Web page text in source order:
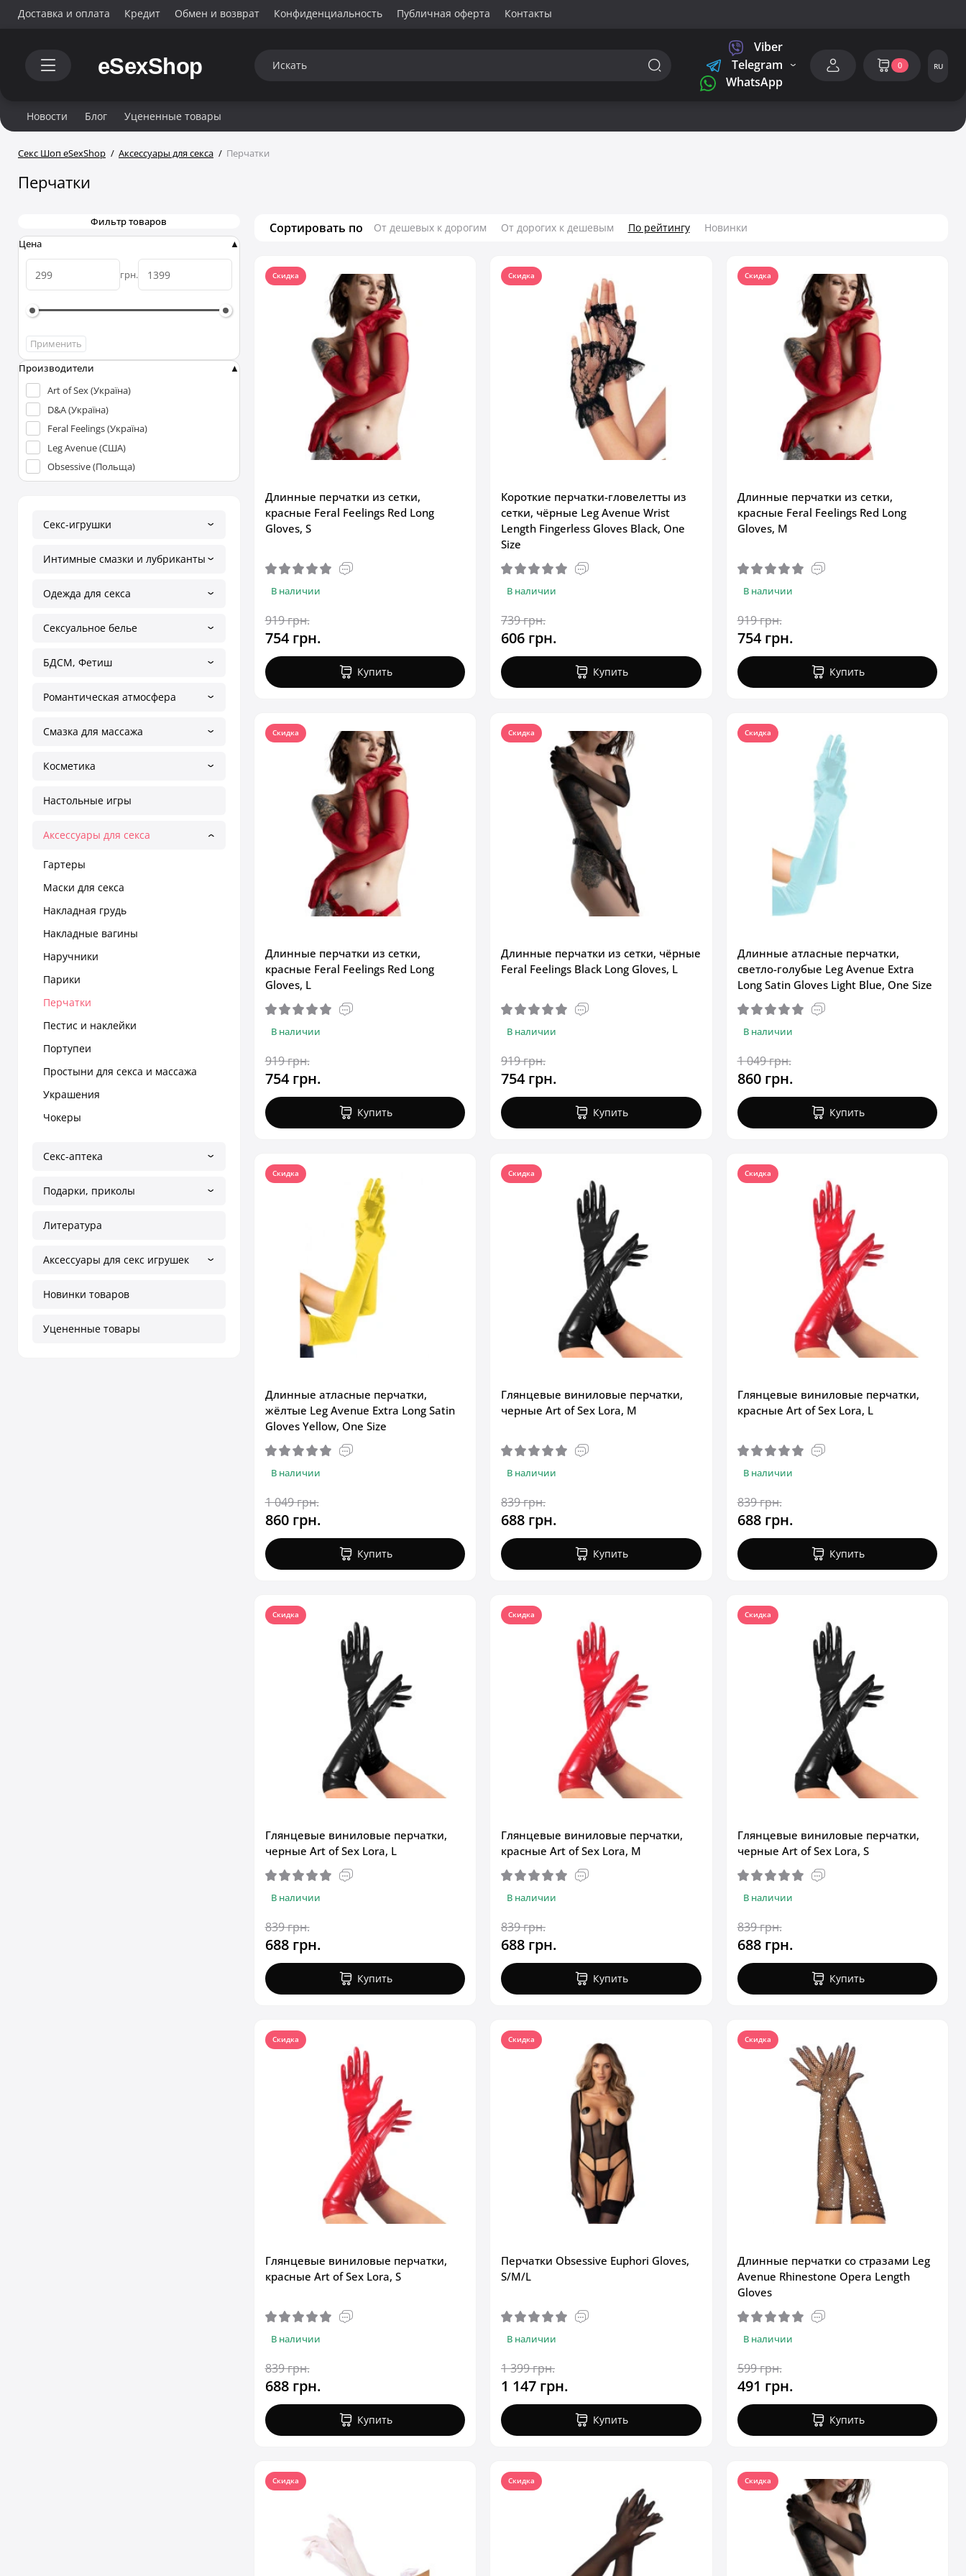
Доставка и оплата Кредит Обмен и возврат Конфиденциальность Публичная оферта Контакты
Viber
Telegram
WhatsApp
0 RU
Новости Блог Уцененные товары
Секс Шоп eSexShop Аксессуары для секса Перчатки
Перчатки
Фильтр товаров
Цена
грн.
Применить
Производители
Art of Sex (Україна)
D&A (Україна)
Feral Feelings (Україна)
Leg Avenue (США)
Obsessive (Польща)
Секс-игрушки
Интимные смазки и лубриканты
Одежда для секса
Сексуальное белье
БДСМ, Фетиш
Романтическая атмосфера
Смазка для массажа
Косметика
Настольные игры
Аксессуары для секса
Гартеры
Маски для секса
Накладная грудь
Накладные вагины
Наручники
Парики
Перчатки
Пестис и наклейки
Портупеи
Простыни для секса и массажа
Украшения
Чокеры
Секс-аптека
Подарки, приколы
Литература
Аксессуары для секс игрушек
Новинки товаров
Уцененные товары
Сортировать по От дешевых к дорогим От дорогих к дешевым По рейтингу Новинки
Скидка
Длинные перчатки из сетки,
красные Feral Feelings Red Long
Gloves, S
В наличии
919 грн.
754 грн.
Купить
Скидка
Короткие перчатки-гловелетты из
сетки, чёрные Leg Avenue Wrist
Length Fingerless Gloves Black, One
Size
В наличии
739 грн.
606 грн.
Купить
Скидка
Длинные перчатки из сетки,
красные Feral Feelings Red Long
Gloves, M
В наличии
919 грн.
754 грн.
Купить
Скидка
Длинные перчатки из сетки,
красные Feral Feelings Red Long
Gloves, L
В наличии
919 грн.
754 грн.
Купить
Скидка
Длинные перчатки из сетки, чёрные
Feral Feelings Black Long Gloves, L
В наличии
919 грн.
754 грн.
Купить
Скидка
Длинные атласные перчатки,
светло-голубые Leg Avenue Extra
Long Satin Gloves Light Blue, One Size
В наличии
1 049 грн.
860 грн.
Купить
Скидка
Длинные атласные перчатки,
жёлтые Leg Avenue Extra Long Satin
Gloves Yellow, One Size
В наличии
1 049 грн.
860 грн.
Купить
Скидка
Глянцевые виниловые перчатки,
черные Art of Sex Lora, M
В наличии
839 грн.
688 грн.
Купить
Скидка
Глянцевые виниловые перчатки,
красные Art of Sex Lora, L
В наличии
839 грн.
688 грн.
Купить
Скидка
Глянцевые виниловые перчатки,
черные Art of Sex Lora, L
В наличии
839 грн.
688 грн.
Купить
Скидка
Глянцевые виниловые перчатки,
красные Art of Sex Lora, M
В наличии
839 грн.
688 грн.
Купить
Скидка
Глянцевые виниловые перчатки,
черные Art of Sex Lora, S
В наличии
839 грн.
688 грн.
Купить
Скидка
Глянцевые виниловые перчатки,
красные Art of Sex Lora, S
В наличии
839 грн.
688 грн.
Купить
Скидка
Перчатки Obsessive Euphori Gloves,
S/M/L
В наличии
1 399 грн.
1 147 грн.
Купить
Скидка
Длинные перчатки со стразами Leg
Avenue Rhinestone Opera Length
Gloves
В наличии
599 грн.
491 грн.
Купить
Скидка Скидка Скидка